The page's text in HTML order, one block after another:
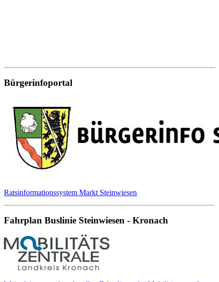
Bürgerinfoportal
Ratsinformationssystem Markt Steinwiesen
Fahrplan Buslinie Steinwiesen - Kronach